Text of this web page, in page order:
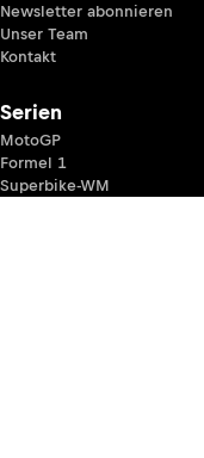
Newsletter abonnieren
Unser Team
Kontakt
Serien
MotoGP
Formel 1
Superbike-WM